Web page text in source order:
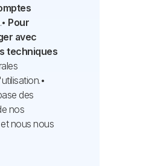
• Pour
avec
techniques
•
des
nos
nous nous